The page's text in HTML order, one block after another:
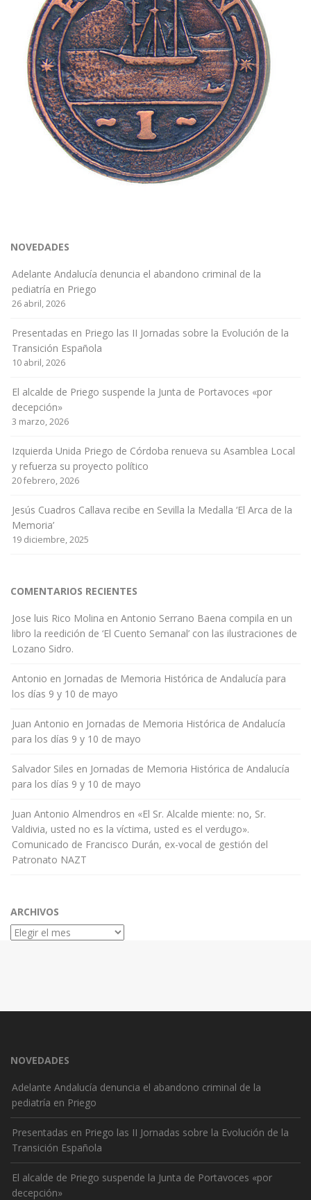
NOVEDADES
Adelante Andalucía denuncia el abandono criminal de la
pediatría en Priego
26 abril, 2026
Presentadas en Priego las II Jornadas sobre la Evolución de la
Transición Española
10 abril, 2026
El alcalde de Priego suspende la Junta de Portavoces «por
decepción»
3 marzo, 2026
Izquierda Unida Priego de Córdoba renueva su Asamblea Local
y refuerza su proyecto político
20 febrero, 2026
Jesús Cuadros Callava recibe en Sevilla la Medalla ‘El Arca de la
Memoria’
19 diciembre, 2025
COMENTARIOS RECIENTES
Jose luis Rico Molina en Antonio Serrano Baena compila en un
libro la reedición de ‘El Cuento Semanal’ con las ilustraciones de
Lozano Sidro.
Antonio en Jornadas de Memoria Histórica de Andalucía para
los días 9 y 10 de mayo
Juan Antonio en Jornadas de Memoria Histórica de Andalucía
para los días 9 y 10 de mayo
Salvador Siles en Jornadas de Memoria Histórica de Andalucía
para los días 9 y 10 de mayo
Juan Antonio Almendros en «El Sr. Alcalde miente: no, Sr.
Valdivia, usted no es la víctima, usted es el verdugo».
Comunicado de Francisco Durán, ex-vocal de gestión del
Patronato NAZT
ARCHIVOS
Archivos
NOVEDADES
Adelante Andalucía denuncia el abandono criminal de la
pediatría en Priego
Presentadas en Priego las II Jornadas sobre la Evolución de la
Transición Española
El alcalde de Priego suspende la Junta de Portavoces «por
decepción»